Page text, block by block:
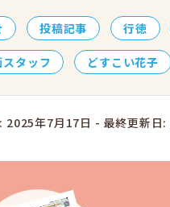
投稿記事 行徳
タッフ どすこい花子
2025年7月17日 - 最終更新日